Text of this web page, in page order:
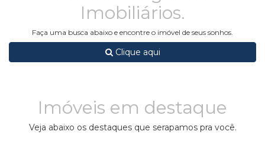
Imobiliários.
Faça uma busca abaixo e encontre o imóvel de seus sonhos.
Clique aqui
Imóveis em destaque
Veja abaixo os destaques que serapamos pra você.